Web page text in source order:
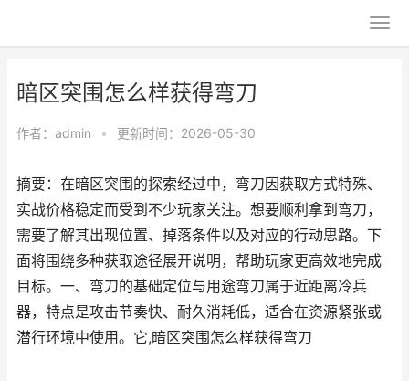
暗区突围怎么样获得弯刀
作者： admin • 更新时间：2026-05-30
摘要：在暗区突围的探索经过中，弯刀因获取方式特殊、
实战价格稳定而受到不少玩家关注。想要顺利拿到弯刀，
需要了解其出现位置、掉落条件以及对应的行动思路。下
面将围绕多种获取途径展开说明，帮助玩家更高效地完成
目标。一、弯刀的基础定位与用途弯刀属于近距离冷兵
器，特点是攻击节奏快、耐久消耗低，适合在资源紧张或
潜行环境中使用。它,暗区突围怎么样获得弯刀